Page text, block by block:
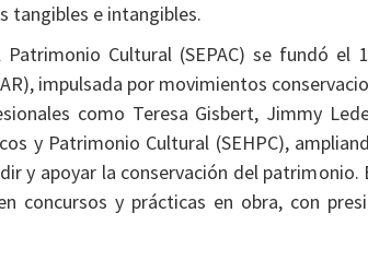
tangibles e intangibles.
Cultural (SEPAC) se fundó
impulsada por movimientos
como Teresa Gisbert, Jimmy
y Patrimonio Cultural (SEHPC),
y apoyar la conservación del patrimonio.
concursos y prácticas en obra, con